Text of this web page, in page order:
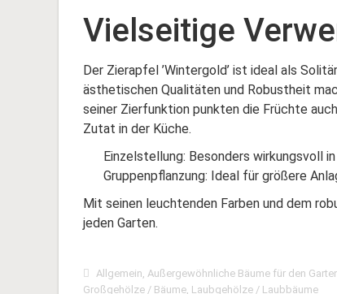
Vielseitige
Der Zierapfel ’Wintergold’ ist ideal als
ästhetischen Qualitäten und Robustheit
seiner Zierfunktion punkten die Früchte
Zutat in der Küche.
Einzelstellung: Besonders wirkungsvoll
Gruppenpflanzung: Ideal für größere
Mit seinen leuchtenden Farben und dem
jeden Garten.
Allgemein, Außergewöhnliche Bäume für den
Großgehölze / Bäume, Laubgehölze / Laubbäume